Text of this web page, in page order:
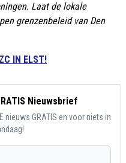
Laat de lokale
grenzenbeleid van Den
IN ELST!
Nieuwsbrief
nieuws GRATIS en voor niets in